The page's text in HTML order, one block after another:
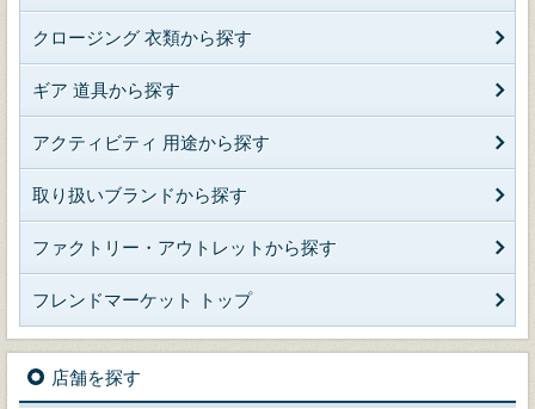
クロージング 衣類から探す
ギア 道具から探す
アクティビティ 用途から探す
取り扱いブランドから探す
ファクトリー・アウトレットから探す
フレンドマーケット トップ
店舗を探す